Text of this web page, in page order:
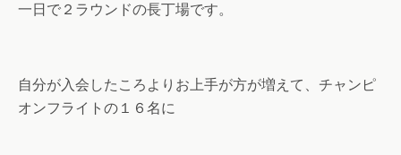
一日で２ラウンドの長丁場です。
自分が入会したころよりお上手が方が増えて、チャンピ
オンフライトの１６名に